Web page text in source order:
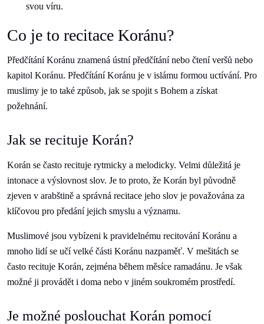
svou víru.
Co je to recitace Koránu?
Předčítání Koránu znamená ústní předčítání nebo čtení veršů nebo
kapitol Koránu. Předčítání Koránu je v islámu formou uctívání. Pro
muslimy je to také způsob, jak se spojit s Bohem a získat
požehnání.
Jak se recituje Korán?
Korán se často recituje rytmicky a melodicky. Velmi důležitá je
intonace a výslovnost slov. Je to proto, že Korán byl původně
zjeven v arabštině a správná recitace jeho slov je považována za
klíčovou pro předání jejich smyslu a významu.
Muslimové jsou vybízeni k pravidelnému recitování Koránu a
mnoho lidí se učí velké části Koránu nazpaměť. V mešitách se
často recituje Korán, zejména během měsíce ramadánu. Je však
možné ji provádět i doma nebo v jiném soukromém prostředí.
Je možné poslouchat Korán pomocí